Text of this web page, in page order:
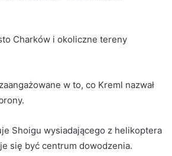
Charków i okoliczne tereny
w to, co Kreml nazwał
Shoigu wysiadającego z helikoptera
się być centrum dowodzenia.